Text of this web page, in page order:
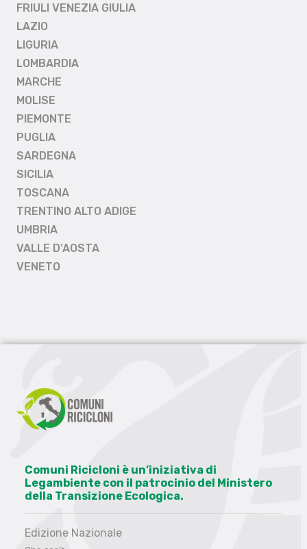
FRIULI VENEZIA GIULIA
LAZIO
LIGURIA
LOMBARDIA
MARCHE
MOLISE
PIEMONTE
PUGLIA
SARDEGNA
SICILIA
TOSCANA
TRENTINO ALTO ADIGE
UMBRIA
VALLE D'AOSTA
VENETO
Comuni Ricicloni è un’iniziativa di
Legambiente con il patrocinio del Ministero
della Transizione Ecologica.
Edizione Nazionale